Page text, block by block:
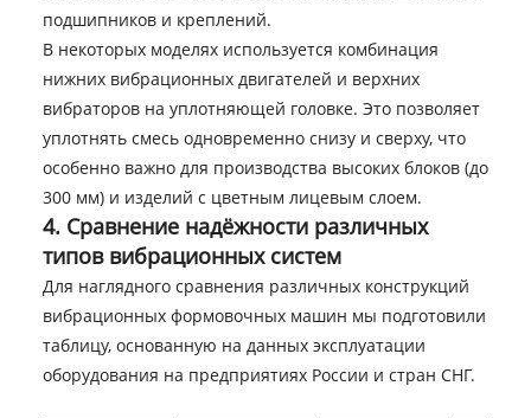
подшипников и креплений.
В некоторых моделях используется комбинация
нижних вибрационных двигателей и верхних
вибраторов на уплотняющей головке. Это позволяет
уплотнять смесь одновременно снизу и сверху, что
особенно важно для производства высоких блоков (до
300 мм) и изделий с цветным лицевым слоем.
4. Сравнение надёжности различных
типов вибрационных систем
Для наглядного сравнения различных конструкций
вибрационных формовочных машин мы подготовили
таблицу, основанную на данных эксплуатации
оборудования на предприятиях России и стран СНГ.